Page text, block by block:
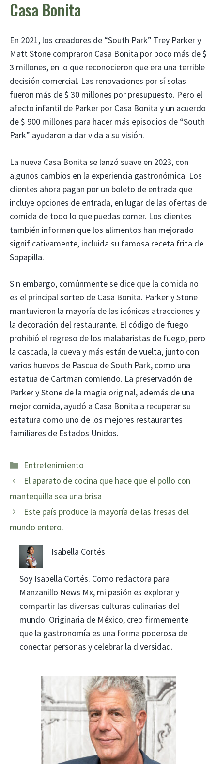
Casa Bonita
En 2021, los creadores de “South Park” Trey Parker y
Matt Stone compraron Casa Bonita por poco más de $
3 millones, en lo que reconocieron que era una terrible
decisión comercial. Las renovaciones por sí solas
fueron más de $ 30 millones por presupuesto. Pero el
afecto infantil de Parker por Casa Bonita y un acuerdo
de $ 900 millones para hacer más episodios de “South
Park” ayudaron a dar vida a su visión.
La nueva Casa Bonita se lanzó suave en 2023, con
algunos cambios en la experiencia gastronómica. Los
clientes ahora pagan por un boleto de entrada que
incluye opciones de entrada, en lugar de las ofertas de
comida de todo lo que puedas comer. Los clientes
también informan que los alimentos han mejorado
significativamente, incluida su famosa receta frita de
Sopapilla.
Sin embargo, comúnmente se dice que la comida no
es el principal sorteo de Casa Bonita. Parker y Stone
mantuvieron la mayoría de las icónicas atracciones y
la decoración del restaurante. El código de fuego
prohibió el regreso de los malabaristas de fuego, pero
la cascada, la cueva y más están de vuelta, junto con
varios huevos de Pascua de South Park, como una
estatua de Cartman comiendo. La preservación de
Parker y Stone de la magia original, además de una
mejor comida, ayudó a Casa Bonita a recuperar su
estatura como uno de los mejores restaurantes
familiares de Estados Unidos.
Categorías
Entretenimiento
El aparato de cocina que hace que el pollo con
mantequilla sea una brisa
Este país produce la mayoría de las fresas del
mundo entero.
Isabella Cortés
Soy Isabella Cortés. Como redactora para
Manzanillo News Mx, mi pasión es explorar y
compartir las diversas culturas culinarias del
mundo. Originaria de México, creo firmemente
que la gastronomía es una forma poderosa de
conectar personas y celebrar la diversidad.